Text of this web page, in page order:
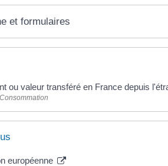
et formulaires
ou valeur transféré en France depuis
européenne